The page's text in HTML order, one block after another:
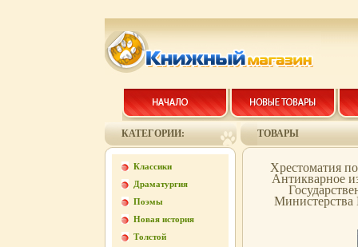
КАТЕГОРИИ:
Классики
Драматургия
Поэмы
Новая история
Толстой
ТОВАРЫ
Хрестоматия
Антикварное